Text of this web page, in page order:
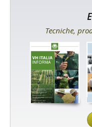
Tecniche,